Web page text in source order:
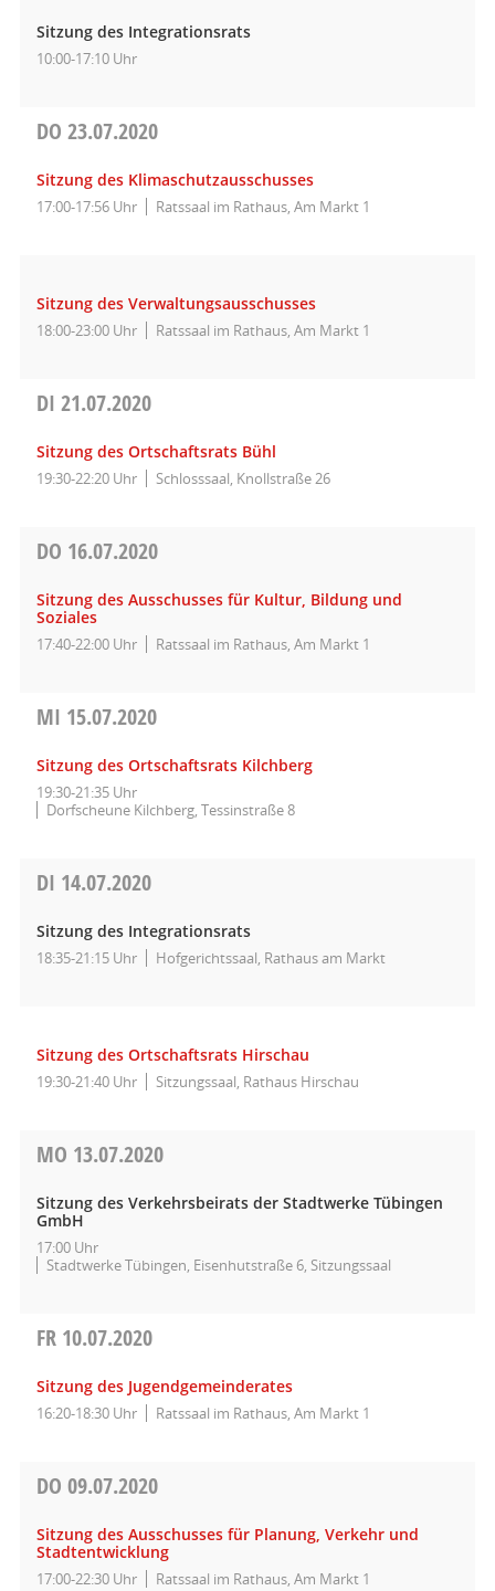
Sitzung des Integrationsrats
10:00-17:10 Uhr
DO 23.07.2020
Sitzung des Klimaschutzausschusses
17:00-17:56 Uhr Ratssaal im Rathaus, Am Markt 1
Sitzung des Verwaltungsausschusses
18:00-23:00 Uhr Ratssaal im Rathaus, Am Markt 1
DI 21.07.2020
Sitzung des Ortschaftsrats Bühl
19:30-22:20 Uhr Schlosssaal, Knollstraße 26
DO 16.07.2020
Sitzung des Ausschusses für Kultur, Bildung und
Soziales
17:40-22:00 Uhr Ratssaal im Rathaus, Am Markt 1
MI 15.07.2020
Sitzung des Ortschaftsrats Kilchberg
19:30-21:35 Uhr
Dorfscheune Kilchberg, Tessinstraße 8
DI 14.07.2020
Sitzung des Integrationsrats
18:35-21:15 Uhr Hofgerichtssaal, Rathaus am Markt
Sitzung des Ortschaftsrats Hirschau
19:30-21:40 Uhr Sitzungssaal, Rathaus Hirschau
MO 13.07.2020
Sitzung des Verkehrsbeirats der Stadtwerke Tübingen
GmbH
17:00 Uhr
Stadtwerke Tübingen, Eisenhutstraße 6, Sitzungssaal
FR 10.07.2020
Sitzung des Jugendgemeinderates
16:20-18:30 Uhr Ratssaal im Rathaus, Am Markt 1
DO 09.07.2020
Sitzung des Ausschusses für Planung, Verkehr und
Stadtentwicklung
17:00-22:30 Uhr Ratssaal im Rathaus, Am Markt 1